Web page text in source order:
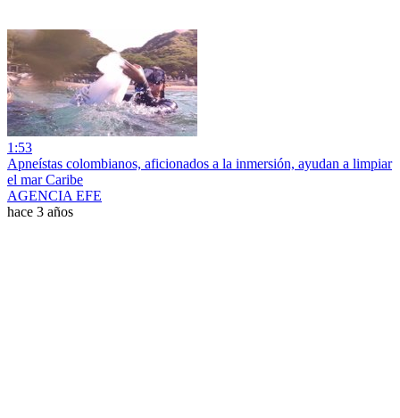
1:53
Apneístas colombianos, aficionados a la inmersión, ayudan a limpiar
el mar Caribe
AGENCIA EFE
hace 3 años